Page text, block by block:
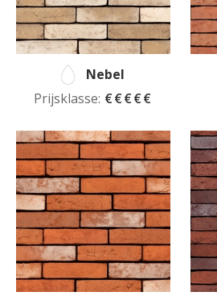
Nebel
Prijsklasse: €€€€€